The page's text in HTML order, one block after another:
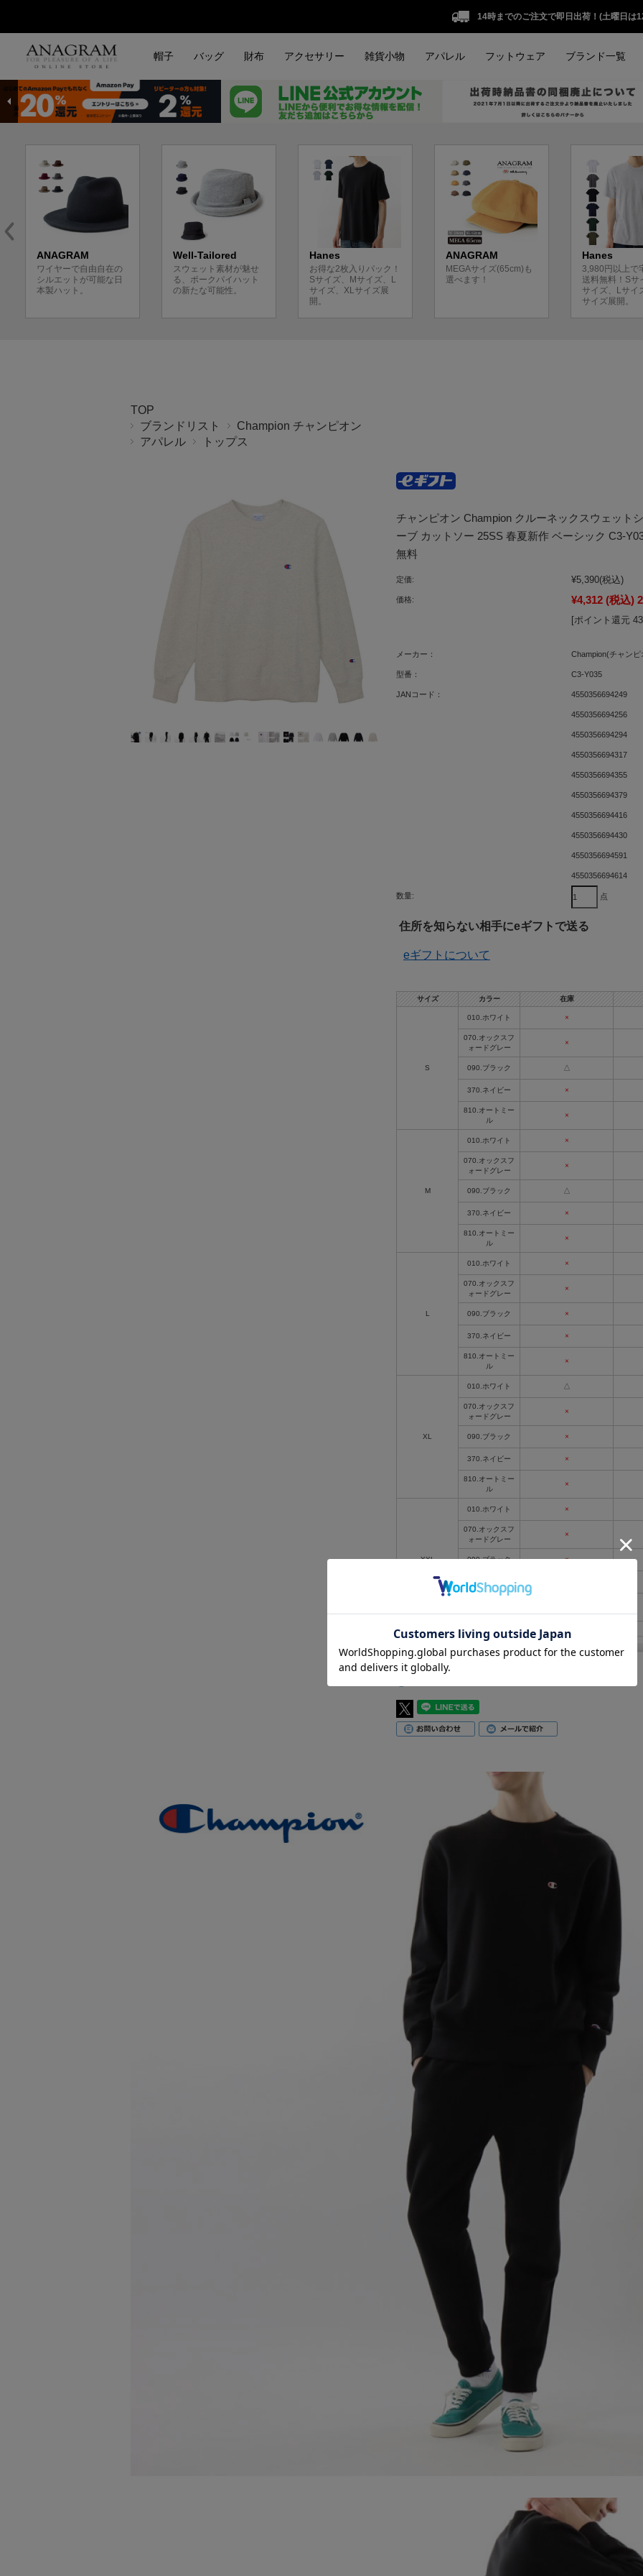
14時までのご注文で即日出荷！(土曜日は
帽子 バッグ 財布 アクセサリー 雑貨小物 アパレル フットウェア ブランド一覧
TOP
ブランドリスト
Champion チャンピオン
アパレル
トップス
チャンピオン Champion クルーネックスウェット
ーブ カットソー 25SS 春夏新作 ベーシック C3-
無料
定価: ¥5,390(税込)
価格: ¥4,312 (税込)
[ポイント還元
メーカー： Champion(チャンピ
型番： C3-Y035
JANコード： 4550356694249
4550356694256
4550356694294
4550356694317
4550356694355
4550356694379
4550356694416
4550356694430
4550356694591
4550356694614
数量: 点
住所を知らない相手にeギフトで送る
eギフトについて
サイズ カラー 在庫
S
010.ホワイト ×
070.オックスフ
ォードグレー
×
090.ブラック △
370.ネイビー ×
810.オートミー
ル
×
M
010.ホワイト ×
070.オックスフ
ォードグレー
×
090.ブラック △
370.ネイビー ×
810.オートミー
ル
×
L
010.ホワイト ×
070.オックスフ
ォードグレー
×
090.ブラック ×
370.ネイビー ×
810.オートミー
ル
×
XL
010.ホワイト △
070.オックスフ
ォードグレー
×
090.ブラック ×
370.ネイビー ×
810.オートミー
ル
×
XXL
010.ホワイト ×
070.オックスフ
ォードグレー
×
090.ブラック ×
370.ネイビー
返品についての詳細はこちら